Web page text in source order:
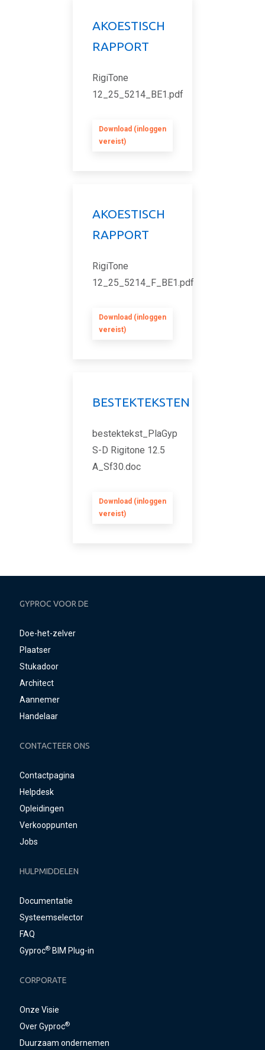
AKOESTISCH
RAPPORT
RigiTone
12_25_5214_BE1.pdf
Download (inloggen
vereist)
AKOESTISCH
RAPPORT
RigiTone
12_25_5214_F_BE1.pdf
Download (inloggen
vereist)
BESTEKTEKSTEN
bestektekst_PlaGyp
S-D Rigitone 12.5
A_Sf30.doc
Download (inloggen
vereist)
GYPROC VOOR DE
Doe-het-zelver
Plaatser
Stukadoor
Architect
Aannemer
Handelaar
CONTACTEER ONS
Contactpagina
Helpdesk
Opleidingen
Verkooppunten
Jobs
HULPMIDDELEN
Documentatie
Systeemselector
FAQ
Gyproc® BIM Plug-in
CORPORATE
Onze Visie
Over Gyproc®
Duurzaam ondernemen